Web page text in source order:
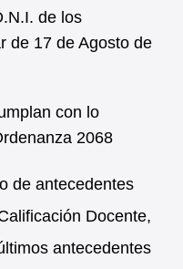
de los
de 17 de Agosto de
con lo
2068
de antecedentes
Docente,
antecedentes